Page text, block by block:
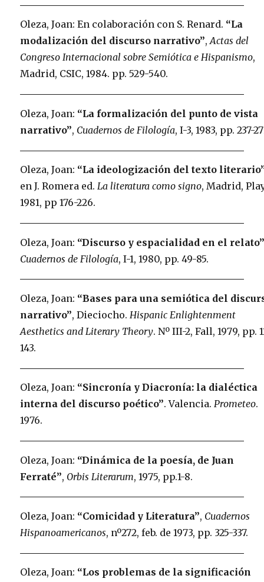
Oleza, Joan: En colaboración con S. Renard. “La
modalización del discurso narrativo”,Actas del
Congreso Internacional sobre Semiótica e Hispanismo,
Madrid, CSIC, 1984. pp. 529-540.
Oleza, Joan: “La formalización del punto de vista
narrativo”, Cuadernos de Filología, I-3, 1983, pp. 237-
Oleza, Joan: “La ideologización del texto
en J. Romera ed.La literatura como signo, Madrid,
1981, pp 176-226.
Oleza, Joan: “Discurso y espacialidad en el
Cuadernos de Filología, I-1, 1980, pp. 49-85.
Oleza, Joan: “Bases para una semiótica del
narrativo”, Dieciocho. Hispanic Enlightenment
Aesthetics and Literary Theory. Nº III-2, Fall, 1979, pp.
143.
Oleza, Joan: “Sincronía y Diacronía: la dialéctica
interna del discurso poético”. Valencia.Prometeo.
1976.
Oleza, Joan: “Dinámica de la poesía, de Juan
Ferraté”, Orbis Literarum, 1975, pp.1-8.
Oleza, Joan: “Comicidad y Literatura”, Cuadernos
Hispanoamericanos, nº272, feb. de 1973, pp. 325-337.
Oleza, Joan: “Los problemas de la significación